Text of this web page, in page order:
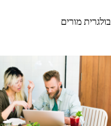
בולגרית מורים